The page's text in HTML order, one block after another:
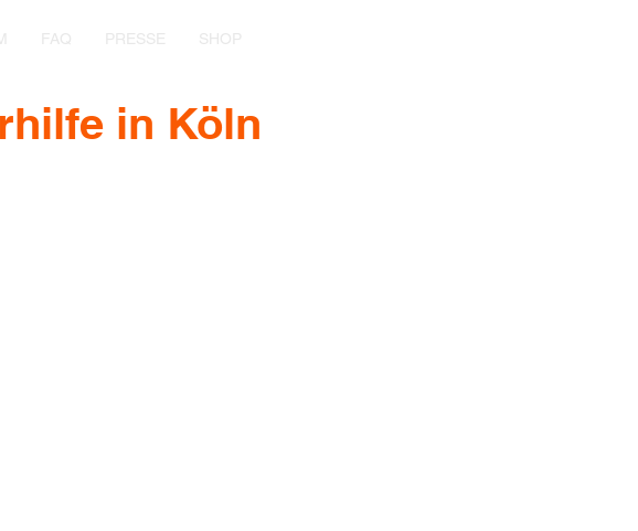
in Köln